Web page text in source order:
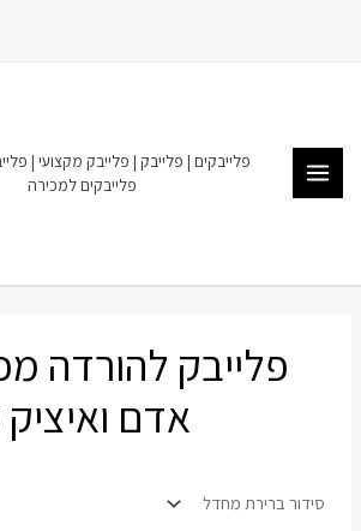
פלייבקים | פלייבק | פלייבק מקצועי |
פלייבקים למכירה
פלייבק להורדה
אדם